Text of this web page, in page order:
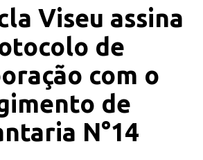
Viseu assina
de
com o
de
N°14